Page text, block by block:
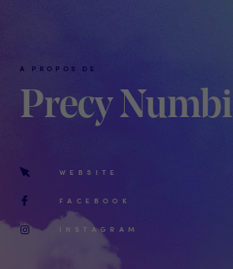
A PROPOS DE
Precy Numbi
WEBSITE
FACEBOOK
INSTAGRAM